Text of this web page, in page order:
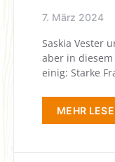
7. März 2024
Saskia Vester
aber in
einig: Starke
MEHR